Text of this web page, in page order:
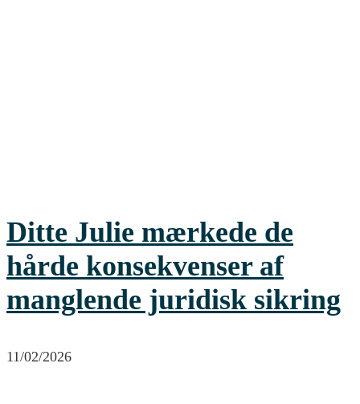
Ditte Julie mærkede de
hårde konsekvenser af
manglende juridisk sikring
11/02/2026